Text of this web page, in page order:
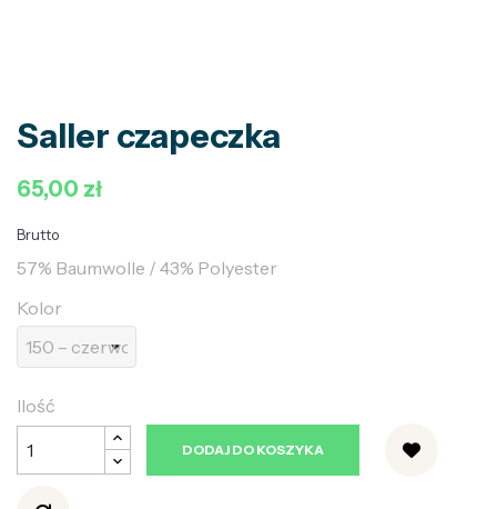
Saller czapeczka
65,00 zł
Brutto
57% Baumwolle / 43% Polyester
Kolor
Ilość
DODAJ DO KOSZYKA